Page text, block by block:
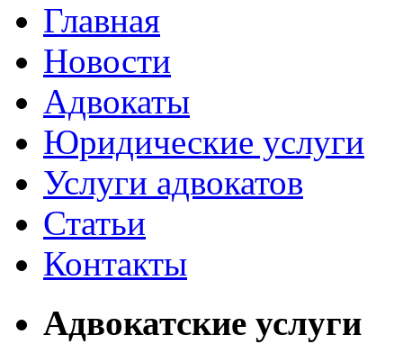
Главная
Новости
Адвокаты
Юридические услуги
Услуги адвокатов
Статьи
Контакты
Адвокатские услуги